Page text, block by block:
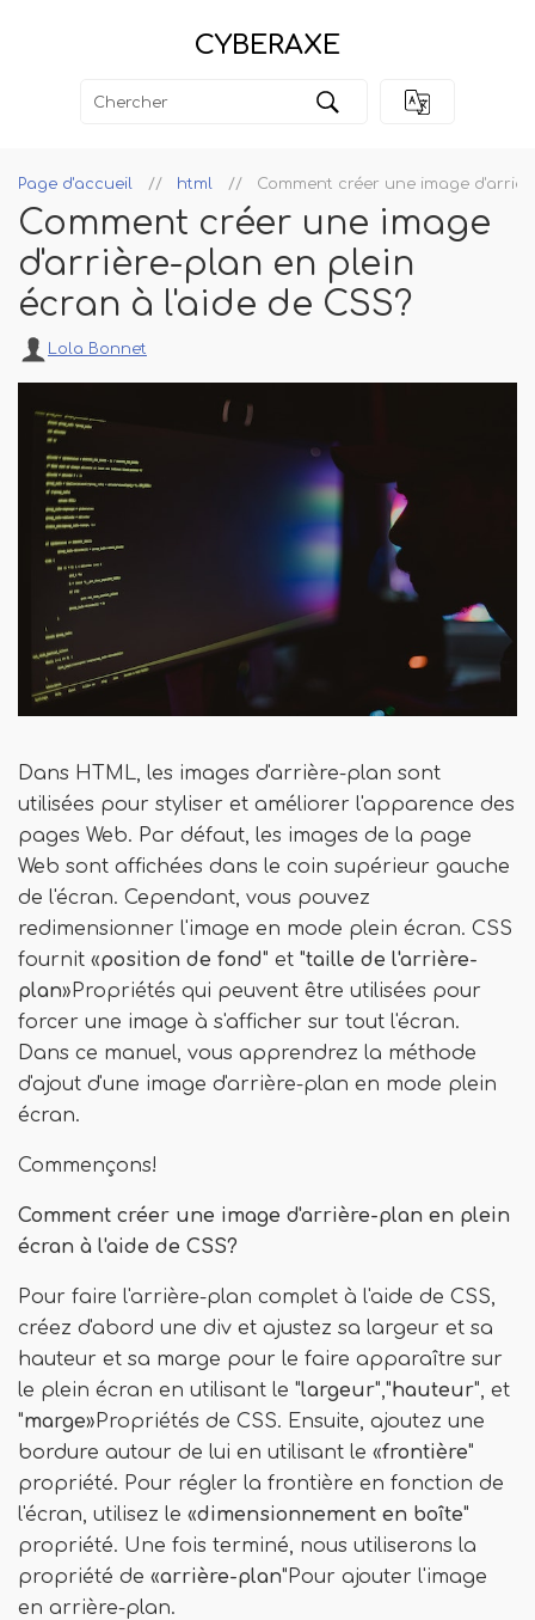
CYBERAXE
Page d'accueil html Comment créer une image
Comment créer une image
d'arrière-plan en plein
écran à l'aide de CSS?
Lola Bonnet
Dans HTML, les images d'arrière-plan sont
utilisées pour styliser et améliorer l'apparence des
pages Web. Par défaut, les images de la page
Web sont affichées dans le coin supérieur gauche
de l'écran. Cependant, vous pouvez
redimensionner l'image en mode plein écran. CSS
fournit «position de fond" et "taille de l'arrière-
plan»Propriétés qui peuvent être utilisées pour
forcer une image à s'afficher sur tout l'écran.
Dans ce manuel, vous apprendrez la méthode
d'ajout d'une image d'arrière-plan en mode plein
écran.
Commençons!
Comment créer une image d'arrière-plan en plein
écran à l'aide de CSS?
Pour faire l'arrière-plan complet à l'aide de CSS,
créez d'abord une div et ajustez sa largeur et sa
hauteur et sa marge pour le faire apparaître sur
le plein écran en utilisant le "largeur","hauteur", et
"marge»Propriétés de CSS. Ensuite, ajoutez une
bordure autour de lui en utilisant le «frontière"
propriété. Pour régler la frontière en fonction de
l'écran, utilisez le «dimensionnement en boîte"
propriété. Une fois terminé, nous utiliserons la
propriété de «arrière-plan"Pour ajouter l'image
en arrière-plan.